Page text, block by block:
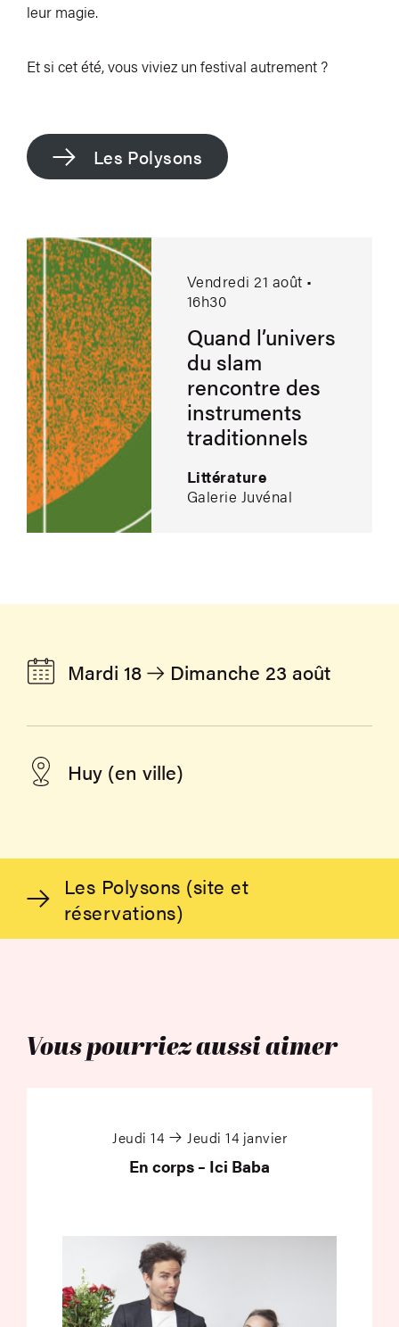
leur magie.
Et si cet été, vous viviez un festival autrement ?
Les Polysons
Quand l’univers du slam rencontre
Vendredi 21 août •
16h30
Quand l’univers
du slam
rencontre des
instruments
traditionnels
Littérature
Galerie Juvénal
Les Polysons (site et
réservations)
Mardi 18 Dimanche 23 août
Huy (en ville)
Vous pourriez aussi aimer
Jeudi 14 Jeudi 14 janvier
En corps – Ici Baba